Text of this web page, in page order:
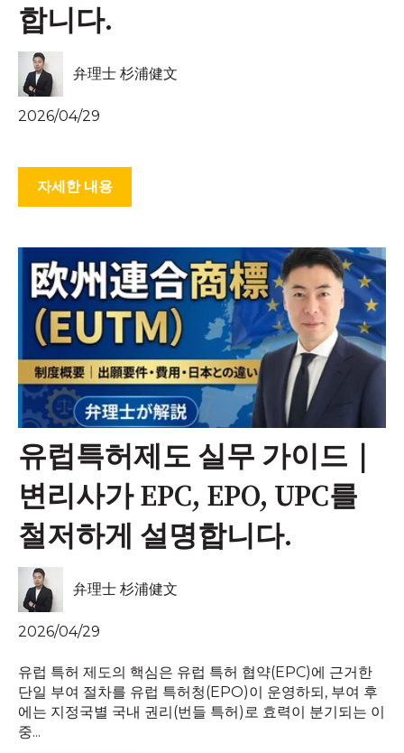
합니다.
弁理士 杉浦健文
2026/04/29
자세한 내용
유럽특허제도 실무 가이드｜
변리사가 EPC, EPO, UPC를
철저하게 설명합니다.
弁理士 杉浦健文
2026/04/29
유럽 특허 제도의 핵심은 유럽 특허 협약(EPC)에 근거한
단일 부여 절차를 유럽 특허청(EPO)이 운영하되, 부여 후
에는 지정국별 국내 권리(번들 특허)로 효력이 분기되는 이
중...